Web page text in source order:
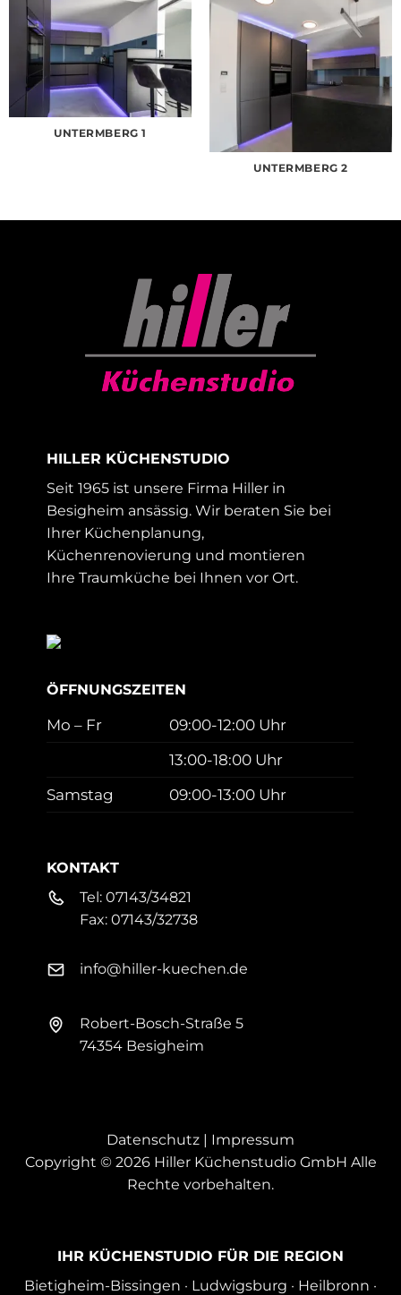
UNTERMBERG 1
UNTERMBERG 2
HILLER KÜCHENSTUDIO
Seit 1965 ist unsere Firma Hiller in
Besigheim ansässig. Wir beraten Sie bei
Ihrer Küchenplanung,
Küchenrenovierung und montieren
Ihre Traumküche bei Ihnen vor Ort.
ÖFFNUNGSZEITEN
Mo – Fr
09:00-12:00 Uhr
13:00-18:00 Uhr
Samstag
09:00-13:00 Uhr
KONTAKT
Tel:07143/34821
Fax:07143/32738
info@hiller-kuechen.de
Robert-Bosch-Straße 5
74354 Besigheim
Datenschutz | Impressum
Copyright © 2026 Hiller Küchenstudio GmbH Alle
Rechte vorbehalten.
IHR KÜCHENSTUDIO FÜR DIE REGION
Bietigheim-Bissingen · Ludwigsburg · Heilbronn ·